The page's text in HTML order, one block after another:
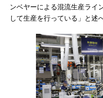
ンベヤーによる混流生産ライ
して生産を行っている」と述